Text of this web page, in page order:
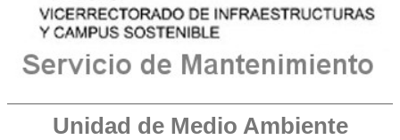
Unidad de Medio Ambiente